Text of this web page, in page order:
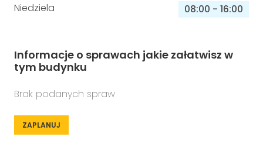
Niedziela
08:00 - 16:00
Informacje o sprawach jakie załatwisz w
tym budynku
Brak podanych spraw
ZAPLANUJ